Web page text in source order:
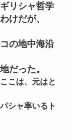
リシャ哲学
けだが、
の地中海沿
だった。
こは、元はと
シャ率いるト